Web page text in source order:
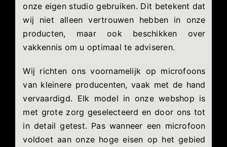
onze eigen studio gebruiken. Dit betekent dat
wij niet alleen vertrouwen hebben in onze
producten, maar ook beschikken over
vakkennis om u optimaal te adviseren.
Wij richten ons voornamelijk op microfoons
van kleinere producenten, vaak met de hand
vervaardigd. Elk model in onze webshop is
met grote zorg geselecteerd en door ons tot
in detail getest. Pas wanneer een microfoon
voldoet aan onze hoge eisen op het gebied